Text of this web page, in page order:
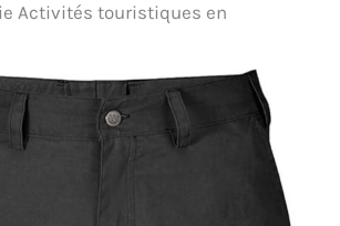
Activités touristiques en